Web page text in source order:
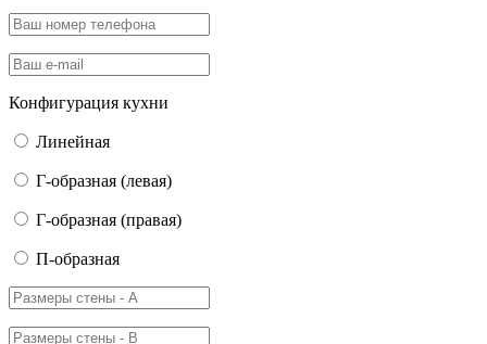
Конфигурация кухни
Линейная
Г-образная (левая)
Г-образная (правая)
П-образная